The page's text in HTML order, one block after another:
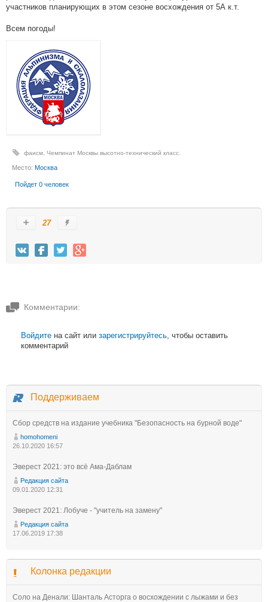
участников планирующих в этом сезоне восхождения от 5А к.т.
Всем погоды!
фаисм Чемпинат Москвы высотно-технический класс.
Место: Москва
Пойдет 0 человек
27
Комментарии:
Войдите на сайт или зарегистрируйтесь , чтобы оставить
комментарий
Поддерживаем
Сбор средств на издание учебника "Безопасность на бурной воде"
homohomeni
26.10.2020 16:57
Эверест 2021: это всё Ама-Даблам
Редакция сайта
09.01.2020 12:31
Эверест 2021: Лобуче - "учитель на замену"
Редакция сайта
17.06.2019 17:38
Колонка редакции
Соло на Денали: Шанталь Асторга о восхождении с лыжами и без